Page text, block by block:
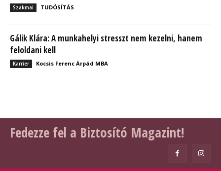
Szakmai TUDÓSÍTÁS
Gálik Klára: A munkahelyi stresszt nem kezelni, hanem
feloldani kell
Karrier Kocsis Ferenc Árpád MBA
Fedezze fel a Biztosító Magazint!